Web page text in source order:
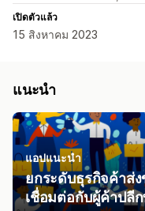
เปิดตัวแล้ว
15 สิงหาคม 2023
แนะนำ
แอปแนะนำ
ยกระดับธุรกิจค้าส่
เชื่อมต่อกับผู้ค้าปลี